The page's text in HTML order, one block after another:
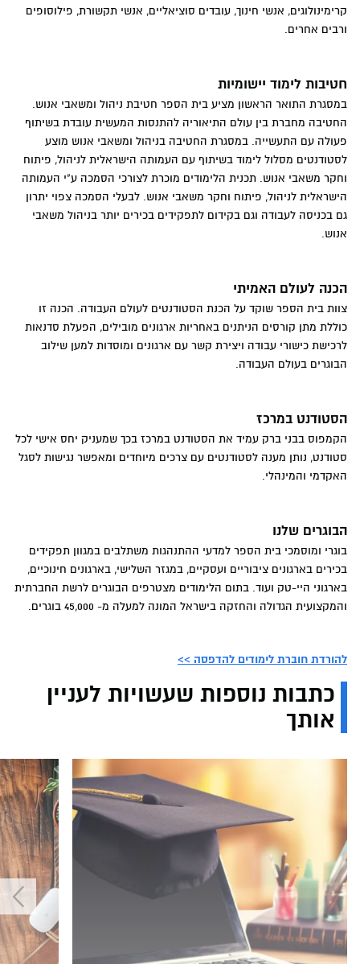
קרימינולוגים, אנשי חינוך, עובדים סוציאליים, אנשי תקשורת, פילוסופים
ורבים אחרים.
חטיבות לימוד יישומיות
במסגרת התואר הראשון מציע בית הספר חטיבת ניהול ומשאבי אנוש.
החטיבה מחברת בין עולם התיאוריה להתנסות המעשית עובדת בשיתוף
פעולה עם התעשייה. במסגרת החטיבה בניהול ומשאבי אנוש מוצע
לסטודנטים מסלול לימוד בשיתוף עם העמותה הישראלית לניהול, פיתוח
וחקר משאבי אנוש. תכנית הלימודים מוכרת לצורכי הסמכה ע"י העמותה
הישראלית לניהול, פיתוח וחקר משאבי אנוש. לבעלי הסמכה צפוי יתרון
גם בכניסה לעבודה וגם בקידום לתפקידים בכירים יותר בניהול משאבי
אנוש.
הכנה לעולם האמיתי
צוות בית הספר שוקד על הכנת הסטודנטים לעולם העבודה. הכנה זו
כוללת מתן קורסים הניתנים באחריות ארגונים מובילים, הפעלת סדנאות
לרכישת כישורי עבודה ויצירת קשר עם ארגונים ומוסדות למען שילוב
הבוגרים בעולם העבודה.
הסטודנט במרכז
הקמפוס בבני ברק עמיד את הסטודנט במרכז בכך שמעניק יחס אישי לכל
סטודנט, נותן מענה לסטודנטים עם צרכים מיוחדים ומאפשר נגישות לסגל
האקדמי והמינהלי.
הבוגרים שלנו
בוגרי ומוסמכי בית הספר למדעי ההתנהגות משתלבים במגוון תפקידים
בכירים בארגונים ציבוריים ועסקיים, במגזר השלישי, בארגונים חינוכיים,
בארגוני היי-טק ועוד. בתום הלימודים מצטרפים הבוגרים לרשת החברתית
והמקצועית הגדולה והחזקה בישראל המונה למעלה מ- 45,000 בוגרים.
להורדת חוברת לימודים להדפסה >>
כתבות נוספות שעשויות לעניין
אותך